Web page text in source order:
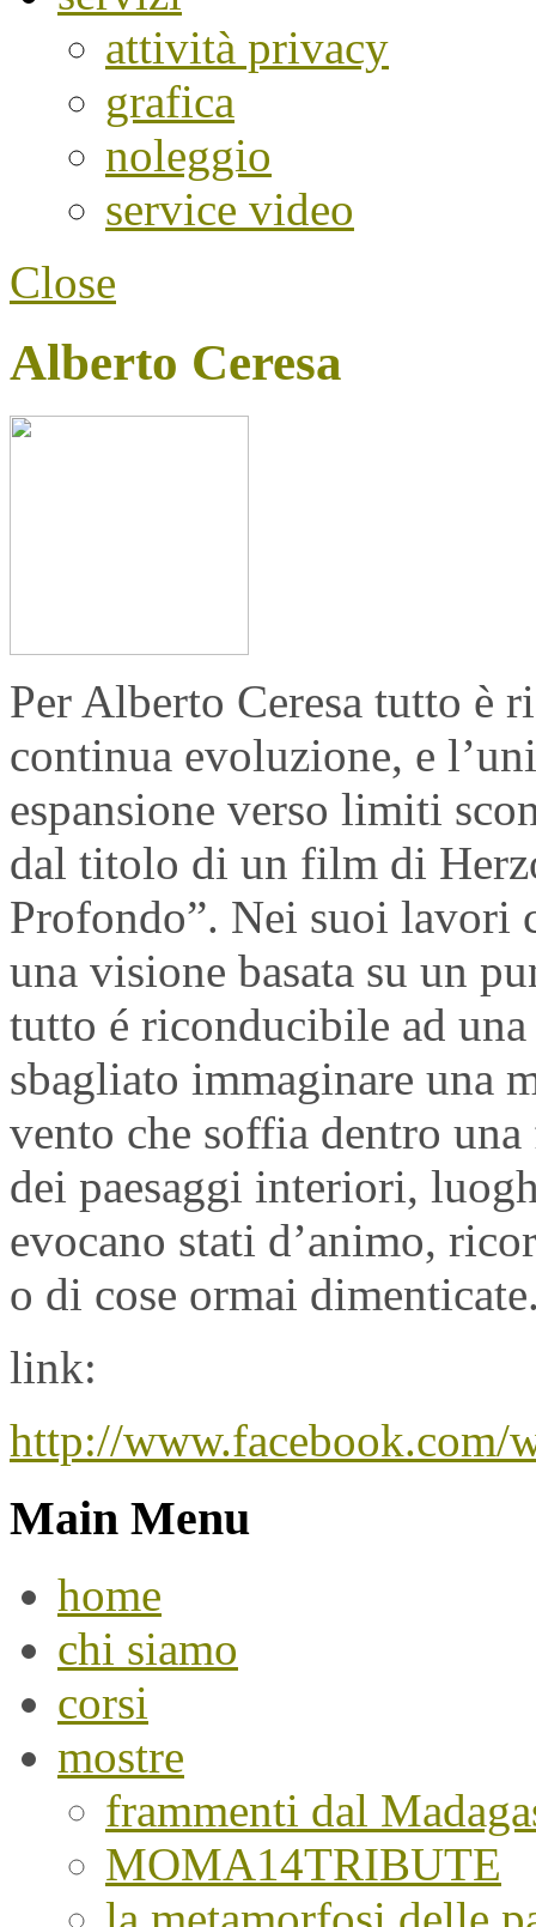
attività privacy
grafica
noleggio
service video
Close
Alberto Ceresa
Per Alberto Ceresa tutto è
continua evoluzione, e
espansione verso limiti
dal titolo di un film di
Profondo”. Nei suoi lavori
una visione basata su un
tutto é riconducibile ad
sbagliato immaginare una
vento che soffia dentro
dei paesaggi interiori,
evocano stati d’animo,
o di cose ormai
link:
http://www.facebook.com/
Main Menu
home
chi siamo
corsi
mostre
frammenti dal
MOMA14TRIBUTE